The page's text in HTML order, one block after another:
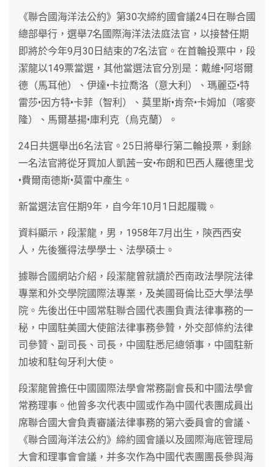
《聯合國海洋法公約》第30次締約國會議24日在聯合國
總部舉行，選舉7名國際海洋法法庭法官，以接替任期
即將於今年9月30日結束的7名法官。在首輪投票中，段
潔龍以149票當選，其他當選法官分別是：戴維•阿塔爾
德（馬耳他）、伊達•卡拉喬洛（意大利）、瑪麗亞•特
雷莎•因方特•卡菲（智利）、莫里斯•肯奈•卡姆加（喀麥
隆）、馬爾基揚•庫利克（烏克蘭）。
24日共選舉出6名法官。25日將舉行第二輪投票，剩餘
一名法官將從牙買加人凱茜—安•布朗和巴西人羅德里戈
•費爾南德斯•莫雷中產生。
新當選法官任期9年，自今年10月1日起履職。
資料顯示，段潔龍，男，1958年7月出生，陝西西安
人，先後獲得法學學士、法學碩士。
據聯合國網站介紹，段潔龍曾就讀於西南政法學院法律
專業和外交學院國際法專業，及美國哥倫比亞大學法學
院。先後出任中國常駐聯合國代表團負責法律事務的一
秘，中國駐美國大使館法律事務參贊，外交部條約法律
司參贊、副司長、司長，中國駐悉尼總領事，中國駐新
加坡和駐匈牙利大使。
段潔龍曾擔任中國國際法學會常務副會長和中國法學會
常務理事。他曾多次代表中國或作為中國代表團成員出
席聯合國大會負責審議法律事務的第六委員會的會議、
《聯合國海洋法公約》締約國會議以及國際海底管理局
大會和理事會會議，并多次作為中國代表團團長參與海